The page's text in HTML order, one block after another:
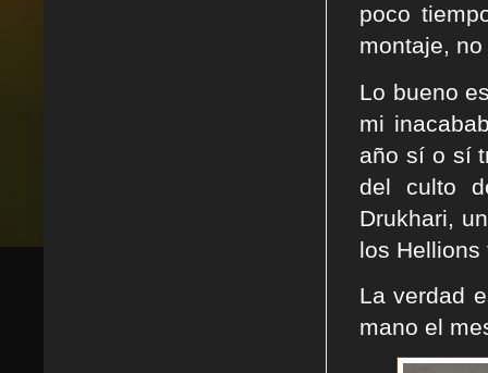
poco
montaje,
Lo bueno
mi
año sí o sí
del culto
Drukhari,
los Hellions
La verdad
mano el